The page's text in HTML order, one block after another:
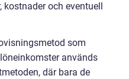
och eventuell
som
används
där bara de